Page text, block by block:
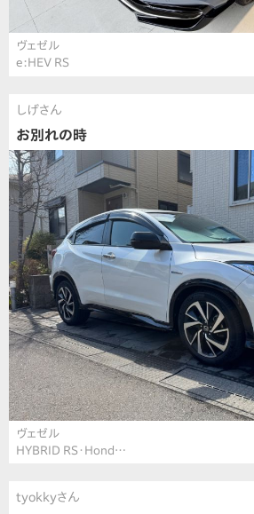
ヴェゼル
e:HEV RS
しげさん
お別れの時
ヴェゼル
HYBRID RS・Hond…
tyokkyさん